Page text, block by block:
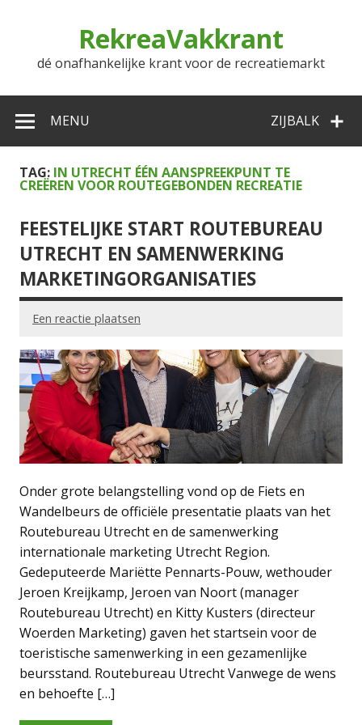
RekreaVakkrant
dé onafhankelijke krant voor de recreatiemarkt
ZIJBALK
MENU
TAG: IN UTRECHT ÉÉN AANSPREEKPUNT TE
CREËREN VOOR ROUTEGEBONDEN RECREATIE
FEESTELIJKE START ROUTEBUREAU
UTRECHT EN SAMENWERKING
MARKETINGORGANISATIES
Een reactie plaatsen
Onder grote belangstelling vond op de Fiets en
Wandelbeurs de officiële presentatie plaats van het
Routebureau Utrecht en de samenwerking
internationale marketing Utrecht Region.
Gedeputeerde Mariëtte Pennarts-Pouw, wethouder
Jeroen Kreijkamp, Jeroen van Noort (manager
Routebureau Utrecht) en Kitty Kusters (directeur
Woerden Marketing) gaven het startsein voor de
toeristische samenwerking in een gezamenlijke
beursstand. Routebureau Utrecht Vanwege de wens
en behoefte […]